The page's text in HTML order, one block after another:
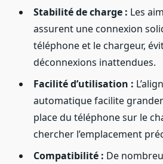
Stabilité de charge : Les
assurent une connexion
téléphone et le chargeur,
déconnexions inattendues.
Facilité d’utilisation :
automatique facilite
place du téléphone sur le
chercher l’emplacement
Compatibilité : De